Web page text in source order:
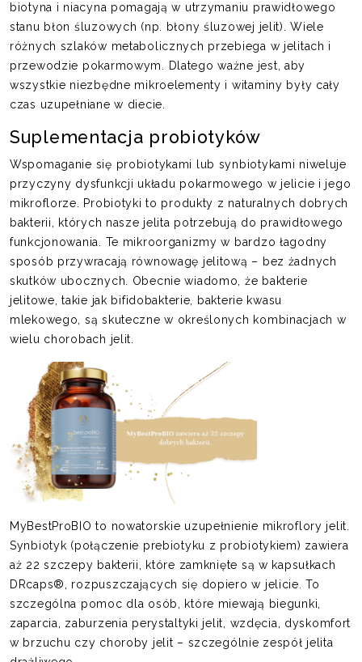
biotyna i niacyna pomagają w utrzymaniu prawidłowego
stanu błon śluzowych (np. błony śluzowej jelit). Wiele
różnych szlaków metabolicznych przebiega w jelitach i
przewodzie pokarmowym. Dlatego ważne jest, aby
wszystkie niezbędne mikroelementy i witaminy były cały
czas uzupełniane w diecie.
Suplementacja probiotyków
Wspomaganie się probiotykami lub synbiotykami niweluje
przyczyny dysfunkcji układu pokarmowego w jelicie i jego
mikroflorze. Probiotyki to produkty z naturalnych dobrych
bakterii, których nasze jelita potrzebują do prawidłowego
funkcjonowania. Te mikroorganizmy w bardzo łagodny
sposób przywracają równowagę jelitową – bez żadnych
skutków ubocznych. Obecnie wiadomo, że bakterie
jelitowe, takie jak bifidobakterie, bakterie kwasu
mlekowego, są skuteczne w określonych kombinacjach w
wielu chorobach jelit.
MyBestProBIO to nowatorskie uzupełnienie mikroflory jelit.
Synbiotyk (połączenie prebiotyku z probiotykiem) zawiera
aż 22 szczepy bakterii, które zamknięte są w kapsułkach
DRcaps®, rozpuszczających się dopiero w jelicie. To
szczególna pomoc dla osób, które miewają biegunki,
zaparcia, zaburzenia perystaltyki jelit, wzdęcia, dyskomfort
w brzuchu czy choroby jelit – szczególnie zespół jelita